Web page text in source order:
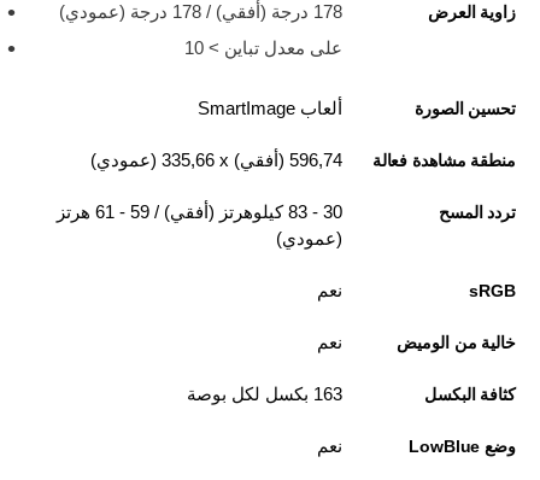
زاوية العرض
178 درجة (أفقي) / 178 درجة (عمودي)
على معدل تباين > 10
تحسين الصورة ألعاب SmartImage
منطقة مشاهدة فعالة 596,74 (أفقي) x‏ 335,66 (عمودي)
تردد المسح
30 - 83 كيلوهرتز (أفقي) / 59 - 61 هرتز
(عمودي)
sRGB نعم
خالية من الوميض نعم
كثافة البكسل 163 بكسل لكل بوصة
وضع LowBlue نعم